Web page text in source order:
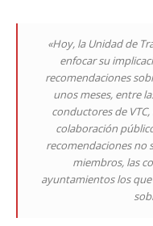
«Hoy, la Unidad de
enfocar su
recomendaciones
unos meses, entre
conductores de
colaboración
recomendaciones no
miembros, las
ayuntamientos los